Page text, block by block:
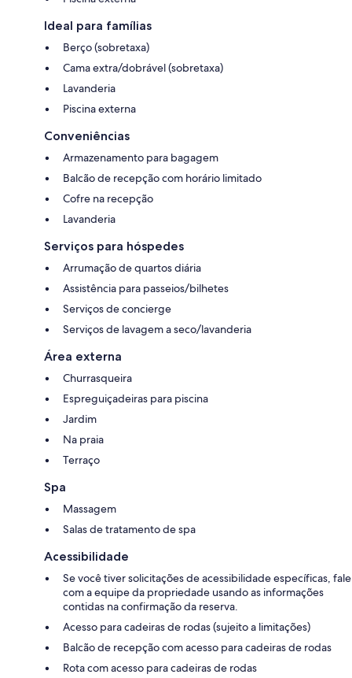
Ideal para famílias
Berço (sobretaxa)
Cama extra/dobrável (sobretaxa)
Lavanderia
Piscina externa
Conveniências
Armazenamento para bagagem
Balcão de recepção com horário limitado
Cofre na recepção
Lavanderia
Serviços para hóspedes
Arrumação de quartos diária
Assistência para passeios/bilhetes
Serviços de concierge
Serviços de lavagem a seco/lavanderia
Área externa
Churrasqueira
Espreguiçadeiras para piscina
Jardim
Na praia
Terraço
Spa
Massagem
Salas de tratamento de spa
Acessibilidade
Se você tiver solicitações de acessibilidade específicas, fale
com a equipe da propriedade usando as informações
contidas na confirmação da reserva.
Acesso para cadeiras de rodas (sujeito a limitações)
Balcão de recepção com acesso para cadeiras de rodas
Rota com acesso para cadeiras de rodas